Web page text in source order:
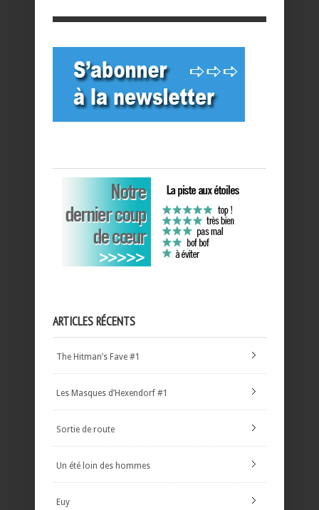
ARTICLES RÉCENTS
The Hitman’s Fave #1
Les Masques d’Hexendorf #1
Sortie de route
Un été loin des hommes
Euy